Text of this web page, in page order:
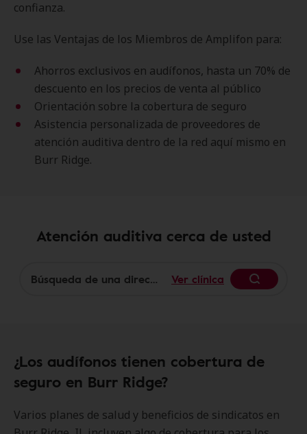
confianza.
Use las Ventajas de los Miembros de Amplifon para:
Ahorros exclusivos en audífonos, hasta un 70% de
descuento en los precios de venta al público
Orientación sobre la cobertura de seguro
Asistencia personalizada de proveedores de
atención auditiva dentro de la red aquí mismo en
Burr Ridge.
Atención auditiva cerca de usted
Ver clínica
¿Los audífonos tienen cobertura de
seguro en Burr Ridge?
Varios planes de salud y beneficios de sindicatos en